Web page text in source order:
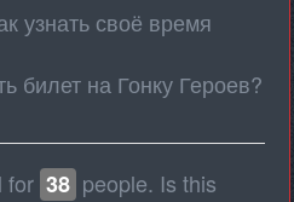
узнать своё время
билет на Гонку Героев?
for 38 people. Is this